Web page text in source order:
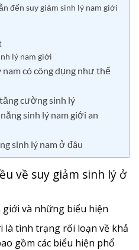
đến suy giảm sinh lý nam giới
lý nam giới
có công dụng như thế
cường sinh lý
sinh lý nam giới an
sinh lý nam ở đâu
về suy giảm sinh lý ở
giới và những biểu hiện
là tình trạng rối loạn về khả
gồm các biểu hiện phổ